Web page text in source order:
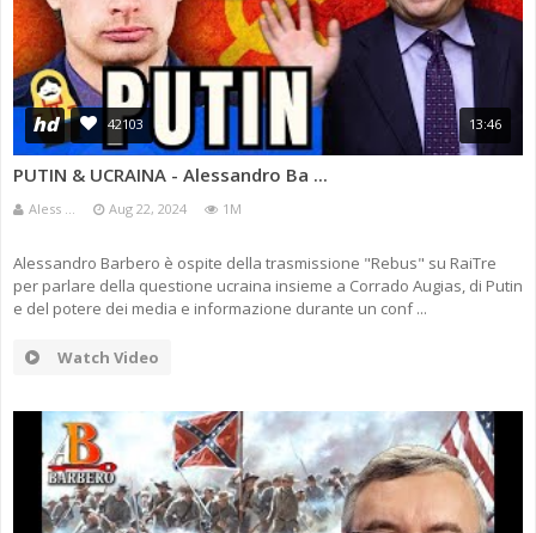
hd 42103 13:46
PUTIN & UCRAINA - Alessandro Ba ...
Aless ... Aug 22, 2024 1M
Alessandro Barbero è ospite della trasmissione "Rebus" su RaiTre
per parlare della questione ucraina insieme a Corrado Augias, di Putin
e del potere dei media e informazione durante un conf ...
Watch Video